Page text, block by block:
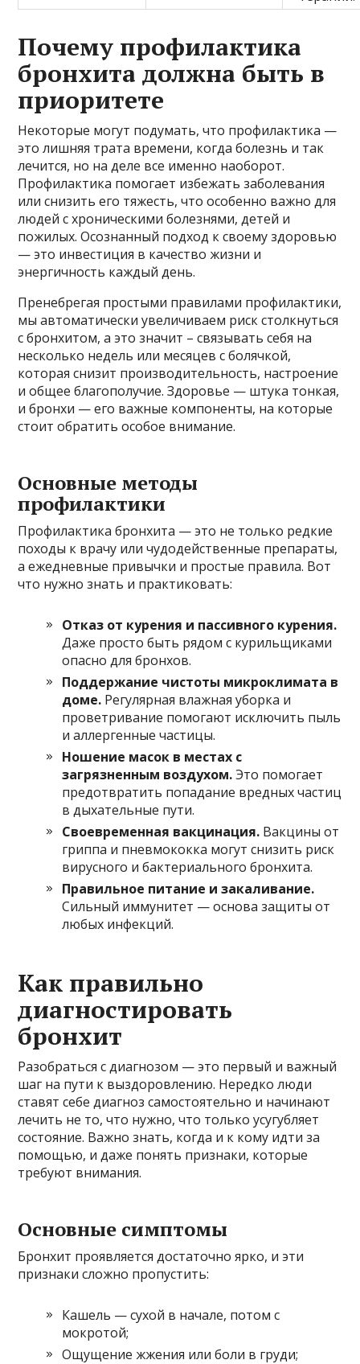
Почему профилактика
бронхита должна быть в
приоритете
Некоторые могут подумать, что профилактика —
это лишняя трата времени, когда болезнь и так
лечится, но на деле все именно наоборот.
Профилактика помогает избежать заболевания
или снизить его тяжесть, что особенно важно для
людей с хроническими болезнями, детей и
пожилых. Осознанный подход к своему здоровью
— это инвестиция в качество жизни и
энергичность каждый день.
Пренебрегая простыми правилами профилактики,
мы автоматически увеличиваем риск столкнуться
с бронхитом, а это значит – связывать себя на
несколько недель или месяцев с болячкой,
которая снизит производительность, настроение
и общее благополучие. Здоровье — штука тонкая,
и бронхи — его важные компоненты, на которые
стоит обратить особое внимание.
Основные методы
профилактики
Профилактика бронхита — это не только редкие
походы к врачу или чудодейственные препараты,
а ежедневные привычки и простые правила. Вот
что нужно знать и практиковать:
Отказ от курения и пассивного курения.
Даже просто быть рядом с курильщиками
опасно для бронхов.
Поддержание чистоты микроклимата в
доме. Регулярная влажная уборка и
проветривание помогают исключить пыль
и аллергенные частицы.
Ношение масок в местах с
загрязненным воздухом.Это помогает
предотвратить попадание вредных частиц
в дыхательные пути.
Своевременная вакцинация. Вакцины от
гриппа и пневмококка могут снизить риск
вирусного и бактериального бронхита.
Правильное питание и закаливание.
Сильный иммунитет — основа защиты от
любых инфекций.
Как правильно
диагностировать
бронхит
Разобраться с диагнозом — это первый и важный
шаг на пути к выздоровлению. Нередко люди
ставят себе диагноз самостоятельно и начинают
лечить не то, что нужно, что только усугубляет
состояние. Важно знать, когда и к кому идти за
помощью, и даже понять признаки, которые
требуют внимания.
Основные симптомы
Бронхит проявляется достаточно ярко, и эти
признаки сложно пропустить:
Кашель — сухой в начале, потом с
мокротой;
Ощущение жжения или боли в груди;